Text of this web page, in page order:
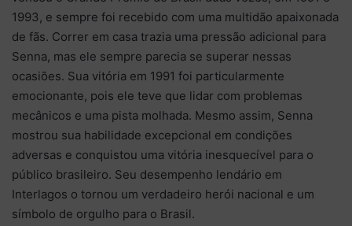
1993, e sempre foi recebido com uma multidão apaixonada
de fãs. Correr em casa trazia uma pressão adicional para
Senna, mas ele sempre parecia se superar nessas
ocasiões. Sua vitória em 1991 foi particularmente
emocionante, pois ele teve que lidar com problemas
mecânicos e uma pista molhada. Mesmo assim, Senna
mostrou sua habilidade excepcional em condições
adversas e conquistou uma vitória inesquecível para o
público brasileiro. Seu desempenho lendário em
Interlagos o tornou um verdadeiro herói nacional e um
símbolo de orgulho para o Brasil.